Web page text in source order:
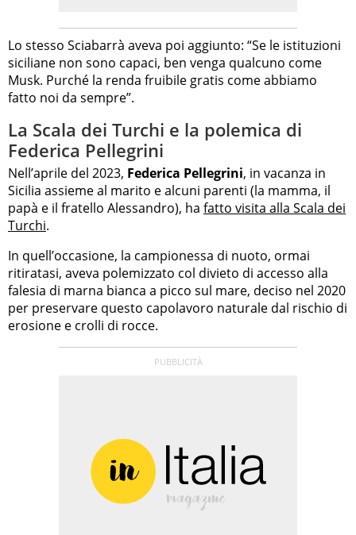
Lo stesso Sciabarrà aveva poi aggiunto: “Se le istituzioni
siciliane non sono capaci, ben venga qualcuno come
Musk. Purché la renda fruibile gratis come abbiamo
fatto noi da sempre”.
La Scala dei Turchi e la polemica di
Federica Pellegrini
Nell’aprile del 2023, Federica Pellegrini, in vacanza in
Sicilia assieme al marito e alcuni parenti (la mamma, il
papà e il fratello Alessandro), ha fatto visita alla Scala dei
Turchi.
In quell’occasione, la campionessa di nuoto, ormai
ritiratasi, aveva polemizzato col divieto di accesso alla
falesia di marna bianca a picco sul mare, deciso nel 2020
per preservare questo capolavoro naturale dal rischio di
erosione e crolli di rocce.